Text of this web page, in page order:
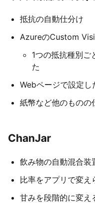
抵抗の自動仕分け
AzureのCustom
1つの抵抗種別
た
Webページで設定し
紙幣など他のものの
ChanJar
飲み物の自動混合装
比率をアプリで変え
甘みを段階的に変え